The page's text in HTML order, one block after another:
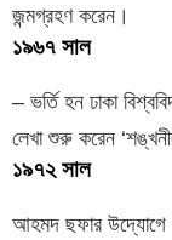
জন্মগ্রহণ করেন।
১৯৬৭ সাল
– ভর্তি হন ঢাকা
লেখা শুরু করেন
১৯৭২ সাল
আহমদ ছফার উদ্যোগে